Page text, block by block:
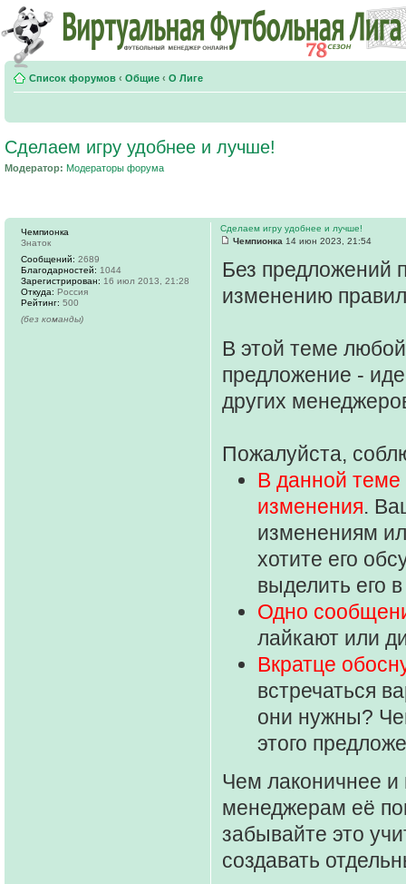
Список форумов ‹ Общие ‹ О Лиге
Сделаем игру удобнее и лучше!
Модератор: Модераторы форума
Сделаем игру удобнее и лучше!
Чемпионка 14 июн 2023, 21:54
Без предложений
изменению
В этой теме
предложение -
других
Пожалуйста,
В данной теме
изменения.
изменениям
хотите его
выделить его
Одно
лайкают или
Вкратце
встречаться
они нужны?
этого
Чем лаконичнее
менеджерам её
забывайте это
создавать
Чемпионка
Знаток
Сообщений: 2689
Благодарностей: 1044
Зарегистрирован: 16 июл 2013, 21:28
Откуда: Россия
Рейтинг: 500
(без команды)